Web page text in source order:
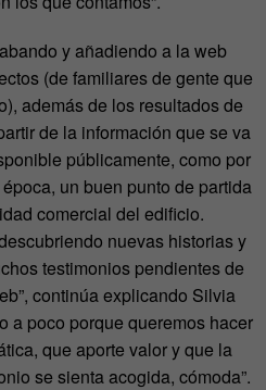
y añadiendo a la web
(de familiares de gente que
además de los resultados de
de la información que se va
públicamente, como por
un buen punto de partida
comercial del edificio.
nuevas historias y
testimonios pendientes de
continúa explicando Silvia
a poco porque queremos hacer
que aporte valor y que la
se sienta acogida, cómoda”.